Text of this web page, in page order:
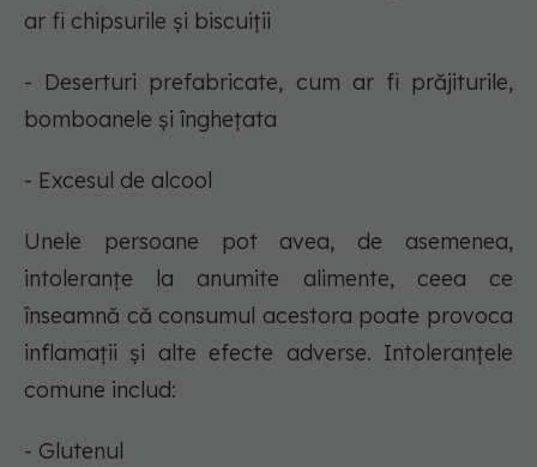
ar fi chipsurile și biscuiții
- Deserturi prefabricate, cum ar fi prăjiturile,
bomboanele și înghețata
- Excesul de alcool
Unele persoane pot avea, de asemenea,
intoleranțe la anumite alimente, ceea ce
înseamnă că consumul acestora poate provoca
inflamații și alte efecte adverse. Intoleranțele
comune includ:
- Glutenul